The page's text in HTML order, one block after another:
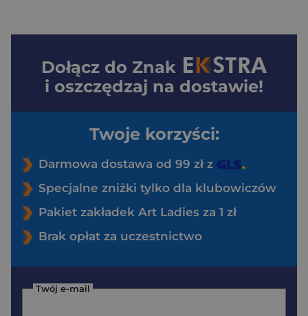
Dołącz do Znak
i oszczędzaj na dostawie!
Twoje korzyści:
Darmowa dostawa od 99 zł z
Specjalne zniżki tylko dla klubowiczów
Pakiet zakładek Art Ladies za 1 zł
Brak opłat za uczestnictwo
Twój e-mail